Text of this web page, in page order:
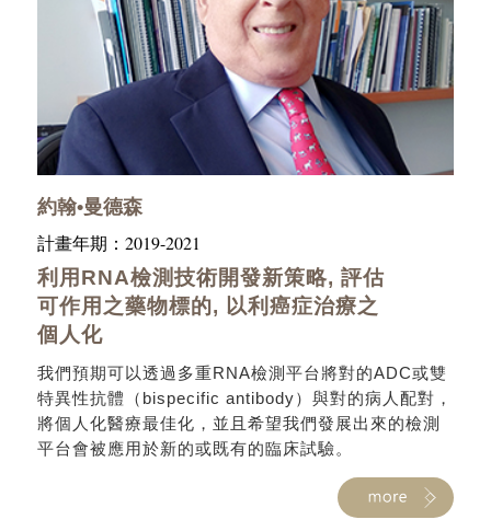
約翰•曼德森
計畫年期： 2019-2021
利用RNA檢測技術開發新策略, 評估
可作用之藥物標的, 以利癌症治療之
個人化
我們預期可以透過多重RNA檢測平台將對的ADC或雙
特異性抗體（bispecific antibody）與對的病人配對，
將個人化醫療最佳化，並且希望我們發展出來的檢測
平台會被應用於新的或既有的臨床試驗。